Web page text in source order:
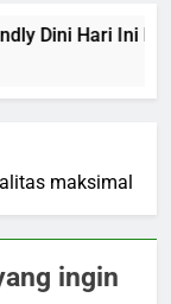
Dini Hari Ini
maksimal
ingin